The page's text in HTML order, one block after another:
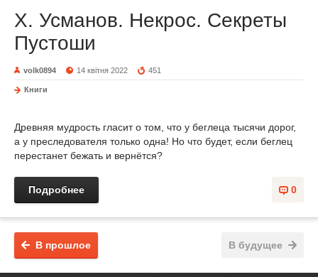
Х. Усманов. Некрос. Секреты
Пустоши
volk0894 14 квітня 2022 451
Книги
Древняя мудрость гласит о том, что у беглеца тысячи дорог,
а у преследователя только одна! Но что будет, если беглец
перестанет бежать и вернётся?
0
Подробнее
В будущее
В прошлое